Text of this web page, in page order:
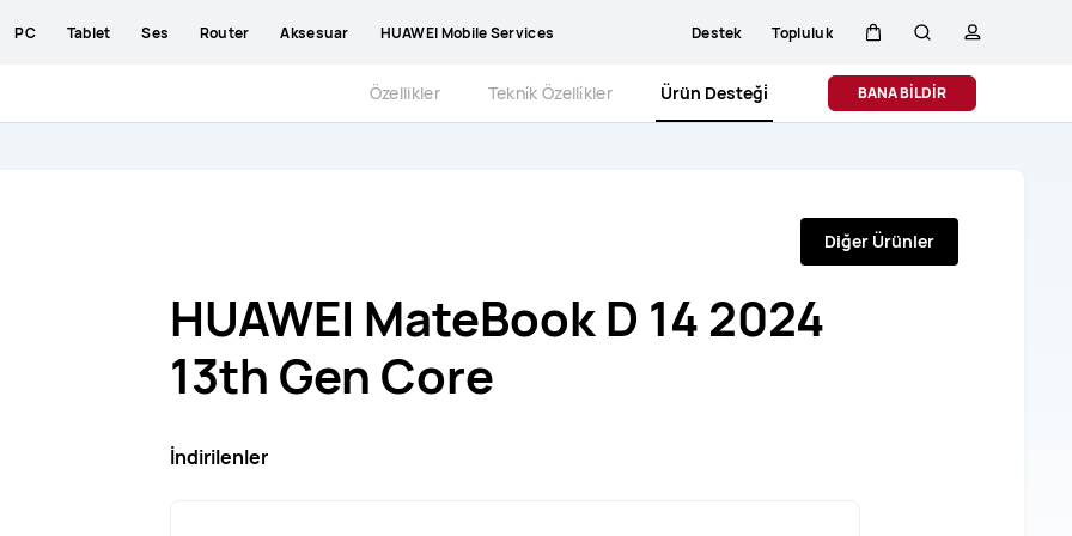
PC Tablet Ses Router Aksesuar HUAWEI Mobile Services Destek Topluluk
Özellikler Tekni̇k Özelli̇kler Ürün Desteği̇ BANA BİLDİR
HUAWEI MateBook D 14 2024
13th Gen Core
İndirilenler
Diğer Ürünler